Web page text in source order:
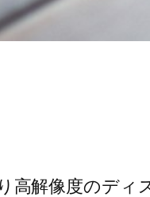
高解像度のデ